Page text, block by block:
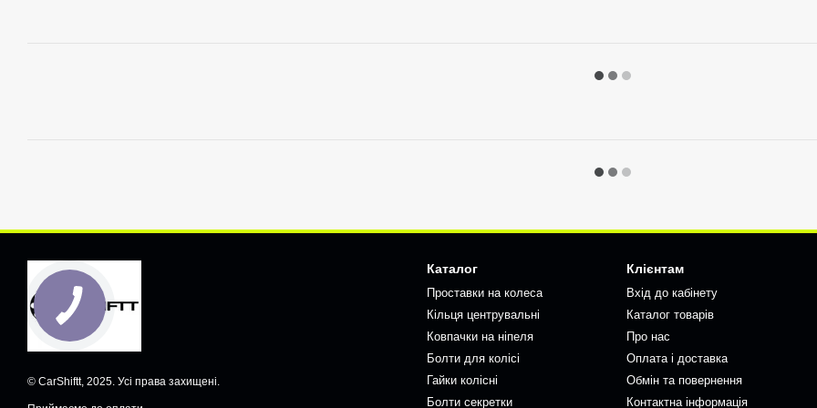
© CarShiftt, 2025. Усі права захищені.
Каталог
Проставки на колеса
Кільця центрувальні
Ковпачки на ніпеля
Болти для колісі
Гайки колісні
Болти секретки
Клієнтам
Вхід до кабінету
Каталог товарів
Про нас
Оплата і доставка
Обмін та повернення
Контактна інформація